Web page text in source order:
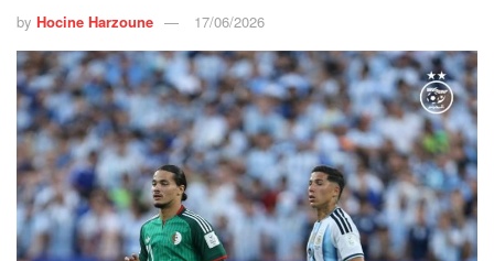
by Hocine Harzoune 17/06/2026